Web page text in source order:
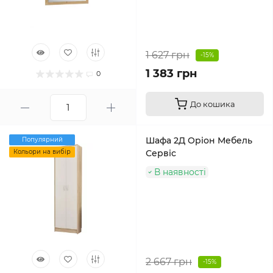
0
1 627 грн -15%
1 383 грн
До кошика
Популярний
Кольори на вибір
Шафа 2Д Оріон Мебель
Сервіс
В наявності
2 667 грн -15%